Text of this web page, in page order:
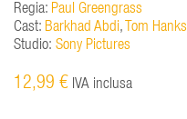
Regia: Paul Greengrass
Cast: Barkhad Abdi, Tom Hanks
Studio: Sony Pictures
12,99 € IVA inclusa